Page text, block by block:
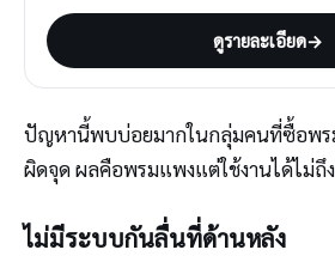
ดูรายละเอียด→
ปัญหานี้พบบ่อยมากในกลุ่มคนที่ซื้อพรม
ผิดจุด ผลคือพรมแพงแต่ใช้งานได้ไม่ถึ
ไม่มีระบบกันลื่นที่ด้านหลัง